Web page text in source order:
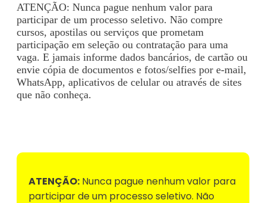
ATENÇÃO: Nunca pague nenhum valor para
participar de um processo seletivo. Não compre
cursos, apostilas ou serviços que prometam
participação em seleção ou contratação para uma
vaga. E jamais informe dados bancários, de cartão ou
envie cópia de documentos e fotos/selfies por e-mail,
WhatsApp, aplicativos de celular ou através de sites
que não conheça.
ATENÇÃO: Nunca pague nenhum valor para
participar de um processo seletivo. Não